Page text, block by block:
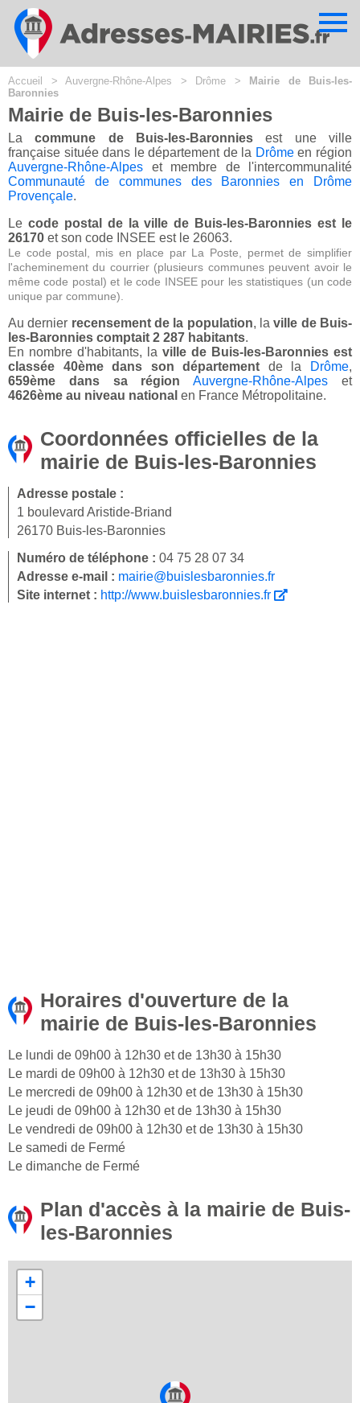
Accueil > Auvergne-Rhône-Alpes > Drôme >
Mairie de Buis-les-
Baronnies
Mairie de Buis-les-Baronnies
Lacommune de Buis-les-Baronnies est une ville
française située dans le département de la Drômeen région
Auvergne-Rhône-Alpes et membre de l'intercommunalité
Communauté de communes des Baronnies en Drôme
Provençale.
Le code postal de la ville de Buis-les-Baronnies est le
26170 et son code INSEE est le 26063.
Le code postal, mis en place par La Poste, permet de simplifier
l'acheminement du courrier (plusieurs communes peuvent avoir le
même code postal) et le code INSEE pour les statistiques (un code
unique par commune).
Au dernier recensement de la population, laville de Buis-
les-Baronnies comptait 2 287 habitants.
En nombre d'habitants, la ville de Buis-les-Baronnies est
classée 40ème dans son département de la Drôme,
659ème dans sa région
Auvergne-Rhône-Alpes et
4626ème au niveau national en France Métropolitaine.
Coordonnées officielles de la
mairie de Buis-les-Baronnies
Adresse postale :
1 boulevard Aristide-Briand
26170 Buis-les-Baronnies
Numéro de téléphone : 04 75 28 07 34
Adresse e-mail : mairie@buislesbaronnies.fr
Site internet : http://www.buislesbaronnies.fr
Horaires d'ouverture de la
mairie de Buis-les-Baronnies
Le lundi de 09h00 à 12h30 et de 13h30 à 15h30
Le mardi de 09h00 à 12h30 et de 13h30 à 15h30
Le mercredi de 09h00 à 12h30 et de 13h30 à 15h30
Le jeudi de 09h00 à 12h30 et de 13h30 à 15h30
Le vendredi de 09h00 à 12h30 et de 13h30 à 15h30
Le samedi de Fermé
Le dimanche de Fermé
Plan d'accès à la mairie de Buis-
les-Baronnies
+
−
Cookies management panel